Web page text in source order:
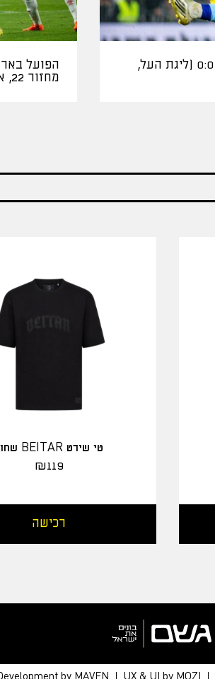
בית"ר ירושלים – מכבי תל אביב 0:0 (ליגת העל,
מחזור 22, אצטדיון טרנר)
טי שירט BEITAR שחור
₪119
רכישה
UX & UI by MOZI
Development by MAVEN